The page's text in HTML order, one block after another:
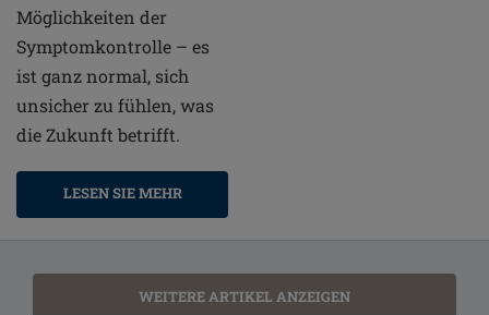
Möglichkeiten der
Symptomkontrolle – es
ist ganz normal, sich
unsicher zu fühlen, was
die Zukunft betrifft.
LESEN SIE MEHR
WEITERE ARTIKEL ANZEIGEN